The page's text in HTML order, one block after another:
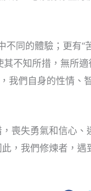
不同的體驗；更有“
其不知所措，無所
我們自身的性情、
喪失勇氣和信心、
，我們修煉者，遇